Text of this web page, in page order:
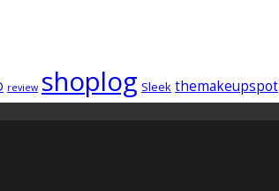
review shoplog Sleek themakeupspot